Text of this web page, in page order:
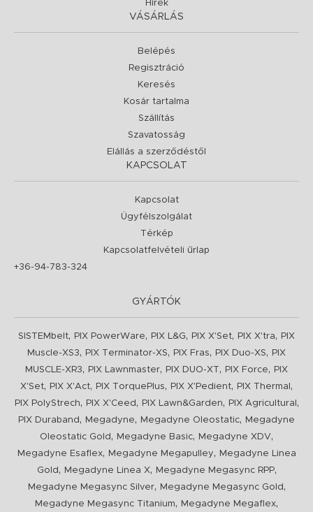
Hírek
VÁSÁRLÁS
Belépés
Regisztráció
Keresés
Kosár tartalma
Szállítás
Szavatosság
Elállás a szerződéstől
KAPCSOLAT
Kapcsolat
Ügyfélszolgálat
Térkép
Kapcsolatfelvételi űrlap
+36-94-783-324
GYÁRTÓK
SISTEMbelt, PIX PowerWare, PIX L&G, PIX X'Set, PIX X'tra,
PIX
Muscle-XS3, PIX Terminator-XS, PIX Fras, PIX Duo-XS,
PIX
MUSCLE-XR3, PIX Lawnmaster, PIX DUO-XT , PIX Force,
PIX
X'Set, PIX X'Act, PIX TorquePlus, PIX X'Pedient, PIX Thermal ,
PIX PolyStrech, PIX X'Ceed , PIX Lawn&Garden, PIX Agricultural ,
PIX Duraband , Megadyne, Megadyne Oleostatic,
Megadyne
Oleostatic Gold , Megadyne Basic, Megadyne XDV,
Megadyne Esaflex, Megadyne Megapulley,
Megadyne Linea
Gold , Megadyne Linea X, Megadyne Megasync RPP,
Megadyne Megasync Silver, Megadyne Megasync Gold ,
Megadyne Megasync Titanium, Megadyne Megaflex,